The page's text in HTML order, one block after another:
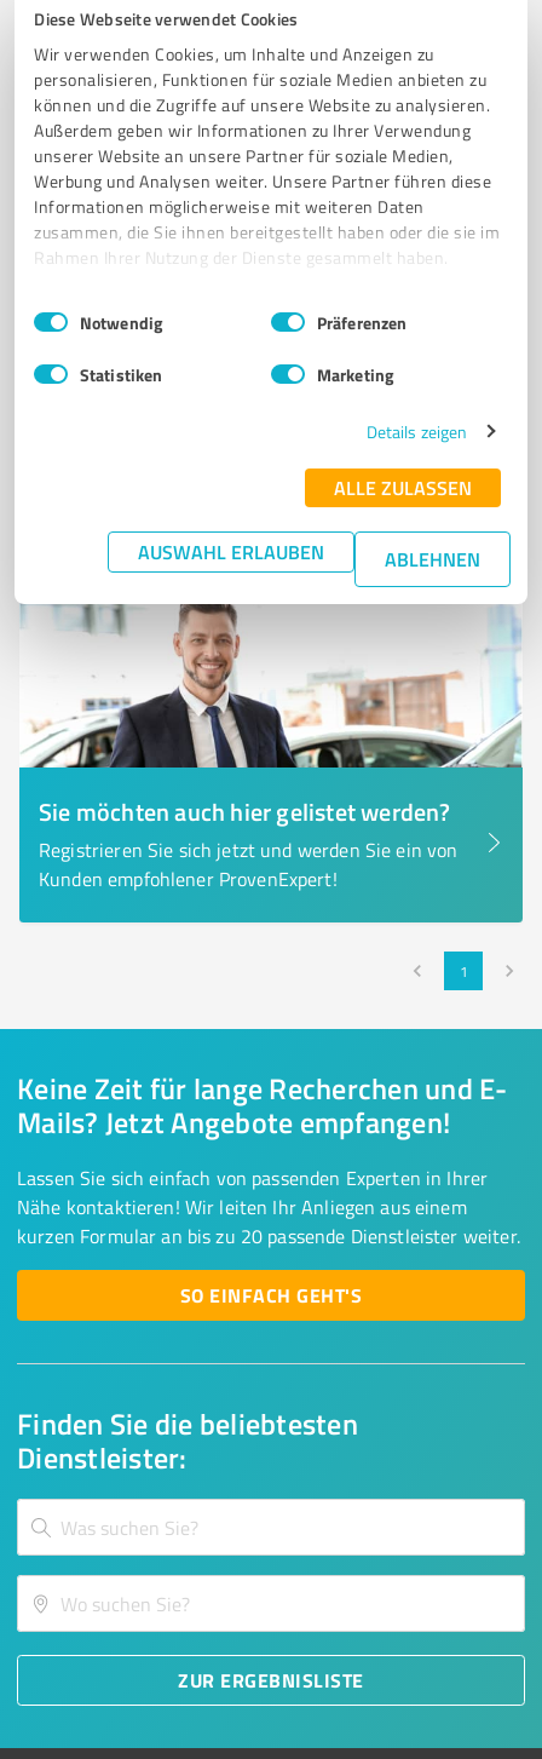
Diese Webseite verwendet Cookies
Wir verwenden Cookies, um Inhalte und Anzeigen zu
personalisieren, Funktionen für soziale Medien anbieten zu
können und die Zugriffe auf unsere Website zu analysieren.
Außerdem geben wir Informationen zu Ihrer Verwendung
unserer Website an unsere Partner für soziale Medien,
Werbung und Analysen weiter. Unsere Partner führen diese
Informationen möglicherweise mit weiteren Daten
zusammen, die Sie ihnen bereitgestellt haben oder die sie im
Rahmen Ihrer Nutzung der Dienste gesammelt haben.
Impressum Datenschutzbestimmungen
Einwilligungsauswahl
Notwendig Präferenzen
Statistiken Marketing
Details zeigen
ALLE ZULASSEN
AUSWAHL ERLAUBEN ABLEHNEN
4
Possum Merino by KHR
Exklusive Possum Merino Mode aus Neuseeland für
stilbewusste Kunden
POSSUM MERINO E-COMMERCE NACHHALTIGE MODE
NEUSEELÄNDISCHE WOLLE EXKLUSIVE BEKLEIDUNG
HOCHWERTIGE TEXTILIEN UMWELTFREUNDLICH FAIRE PRODUKTION
LUXUSMODE
Weihersfeld 60, 41379 Brüggen
0,00 / 5,00
Sie möchten auch hier gelistet werden?
Registrieren Sie sich jetzt und werden Sie ein von
Kunden empfohlener ProvenExpert!
1
Finden Sie die beliebtesten
Dienstleister:
ZUR ERGEBNISLISTE
Keine Zeit für lange Recherchen und E-
Mails? Jetzt Angebote empfangen!
Lassen Sie sich einfach von passenden Experten in Ihrer
Nähe kontaktieren! Wir leiten Ihr Anliegen aus einem
kurzen Formular an bis zu 20 passende Dienstleister weiter.
SO EINFACH GEHT'S